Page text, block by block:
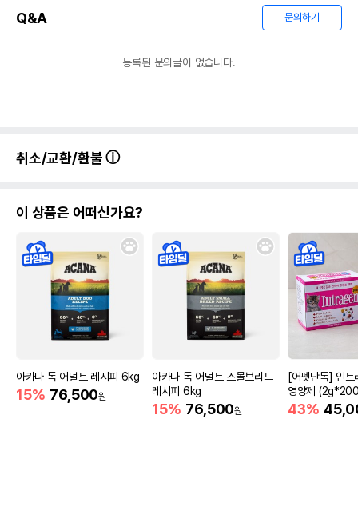
Q&A 문의하기
등록된 문의글이 없습니다.
취소/교환/환불
이 상품은 어떠신가요?
아카나 독 어덜트 레시피 6kg
15% 76,500원
아카나 독 어덜트 스몰브리드
레시피 6kg
15% 76,500원
[어펫단독] 인트
영양제
43%